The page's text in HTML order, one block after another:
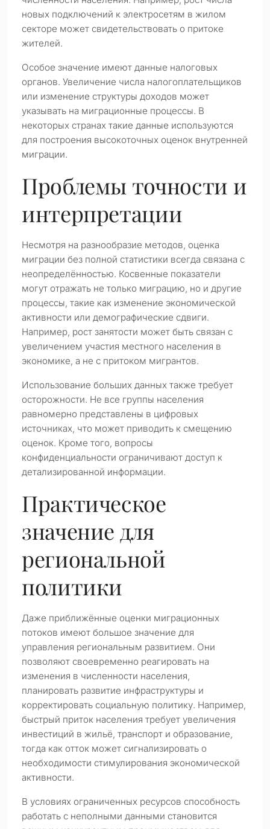
новых подключений к электросетям в жилом
секторе может свидетельствовать о притоке
жителей.
Особое значение имеют данные налоговых
органов. Увеличение числа налогоплательщиков
или изменение структуры доходов может
указывать на миграционные процессы. В
некоторых странах такие данные используются
для построения высокоточных оценок внутренней
миграции.
Проблемы точности и
интерпретации
Несмотря на разнообразие методов, оценка
миграции без полной статистики всегда связана с
неопределённостью. Косвенные показатели
могут отражать не только миграцию, но и другие
процессы, такие как изменение экономической
активности или демографические сдвиги.
Например, рост занятости может быть связан с
увеличением участия местного населения в
экономике, а не с притоком мигрантов.
Использование больших данных также требует
осторожности. Не все группы населения
равномерно представлены в цифровых
источниках, что может приводить к смещению
оценок. Кроме того, вопросы
конфиденциальности ограничивают доступ к
детализированной информации.
Практическое
значение для
региональной
политики
Даже приближённые оценки миграционных
потоков имеют большое значение для
управления региональным развитием. Они
позволяют своевременно реагировать на
изменения в численности населения,
планировать развитие инфраструктуры и
корректировать социальную политику. Например,
быстрый приток населения требует увеличения
инвестиций в жильё, транспорт и образование,
тогда как отток может сигнализировать о
необходимости стимулирования экономической
активности.
В условиях ограниченных ресурсов способность
работать с неполными данными становится